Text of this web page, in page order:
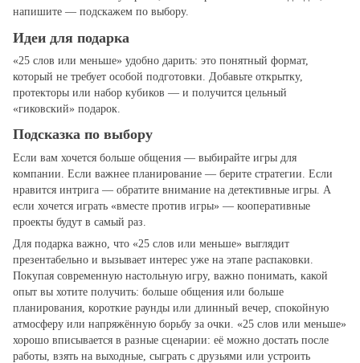
напишите — подскажем по выбору.
Идеи для подарка
«25 слов или меньше» удобно дарить: это понятный формат,
который не требует особой подготовки. Добавьте открытку,
протекторы или набор кубиков — и получится цельный
«гиковский» подарок.
Подсказка по выбору
Если вам хочется больше общения — выбирайте игры для
компании. Если важнее планирование — берите стратегии. Если
нравится интрига — обратите внимание на детективные игры. А
если хочется играть «вместе против игры» — кооперативные
проекты будут в самый раз.
Для подарка важно, что «25 слов или меньше» выглядит
презентабельно и вызывает интерес уже на этапе распаковки.
Покупая современную настольную игру, важно понимать, какой
опыт вы хотите получить: больше общения или больше
планирования, короткие раунды или длинный вечер, спокойную
атмосферу или напряжённую борьбу за очки. «25 слов или меньше»
хорошо вписывается в разные сценарии: её можно достать после
работы, взять на выходные, сыграть с друзьями или устроить